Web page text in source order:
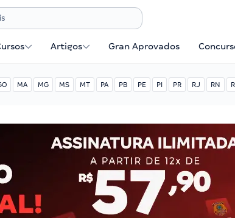
Artigos Gran Aprovados
MA MG MS MT PA PB PE PI PR RJ RN